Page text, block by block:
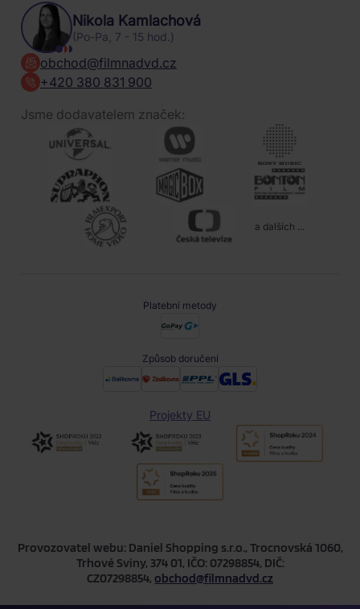
Nikola Kamlachová
(Po-Pa, 7 - 15 hod.)
obchod@filmnadvd.cz
+420 380 831 900
Jsme dodavatelem značek:
a dalších ...
Platební metody
Způsob doručení
Projekty EU
Provozovatel webu: Daniel Shopping s.r.o., Trocnovská 1060,
Trhové Sviny, 374 01, IČO: 07298854, DIČ:
CZ07298854, obchod@filmnadvd.cz